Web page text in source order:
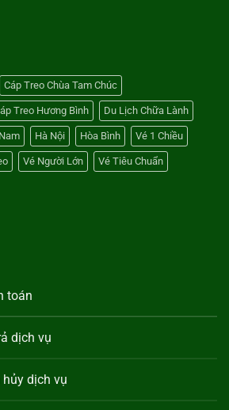
Cáp Treo Chùa Tam Chúc
Treo Hương Bình Du Lịch Chữa Lành
Hà Nội Hòa Bình Vé 1 Chiều
Vé Người Lớn Vé Tiêu Chuẩn
toán
dịch vụ
dịch vụ